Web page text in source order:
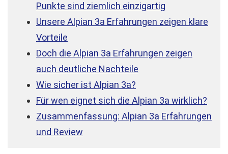
Punkte sind ziemlich einzigartig
Unsere Alpian 3a Erfahrungen zeigen klare
Vorteile
Doch die Alpian 3a Erfahrungen zeigen
auch deutliche Nachteile
Wie sicher ist Alpian 3a?
Für wen eignet sich die Alpian 3a wirklich?
Zusammenfassung: Alpian 3a Erfahrungen
und Review